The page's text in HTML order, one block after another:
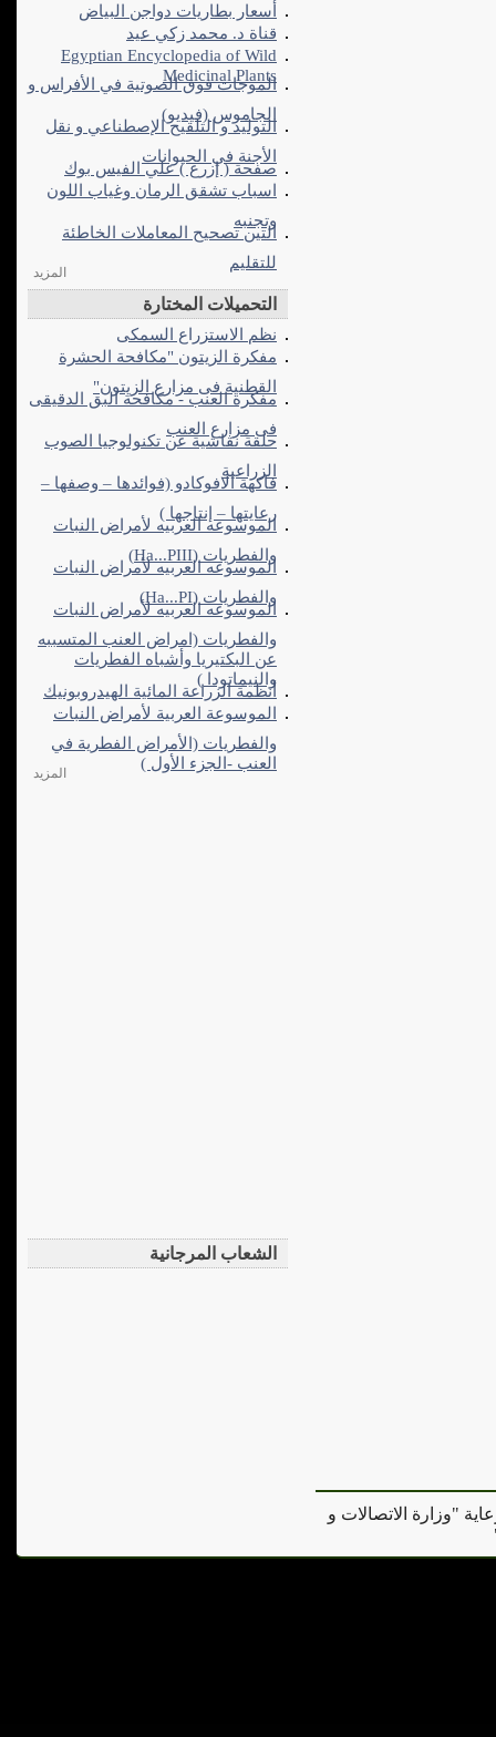
أسعار بطاريات دواجن البياض
قناة د. محمد زكي عيد
Egyptian Encyclopedia of Wild
الموجات فوق الصوتية في الأفراس و
الجاموس (فيديو)
التوليد و التلقيح الإصطناعي و نقل
الأجنة في الحيوانات
صفحة ( إزرع ) علي الفيس بوك
اسباب تشقق الرمان وغياب اللون
التين تصحيح المعاملات الخاطئة
للتقليم
المزيد
التحميلات المختارة
نظم الاستزراع السمكى
مفكرة الزيتون "مكافحة الحشرة
القطنية فى مزارع الزيتون"
مفكرة العنب - مكافحة البق الدقيقى
فى مزارع العنب
حلقة نقاشية عن تكنولوجيا الصوب
الزراعية
فاكهة الافوكادو (فوائدها – وصفها –
رعايتها – إنتاجها )
الموسوعه العربيه لأمراض النبات
والفطريات (Ha...PIII)
الموسوعه العربيه لأمراض النبات
والفطريات (Ha...PI)
الموسوعه العربيه لأمراض النبات
والفطريات (امراض العنب المتسببه
عن البكتيريا وأشباه الفطريات
والنيماتودا )
أنظمة الزراعة المائية الهيدروبونيك
الموسوعة العربية لأمراض النبات
والفطريات (الأمراض الفطرية في
العنب -الجزء الأول )
المزيد
الشعاب المرجانية
"وزارة الاتصالات و